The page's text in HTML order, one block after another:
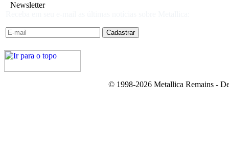
Newsletter
© 1998-2026 Metallica Remains -